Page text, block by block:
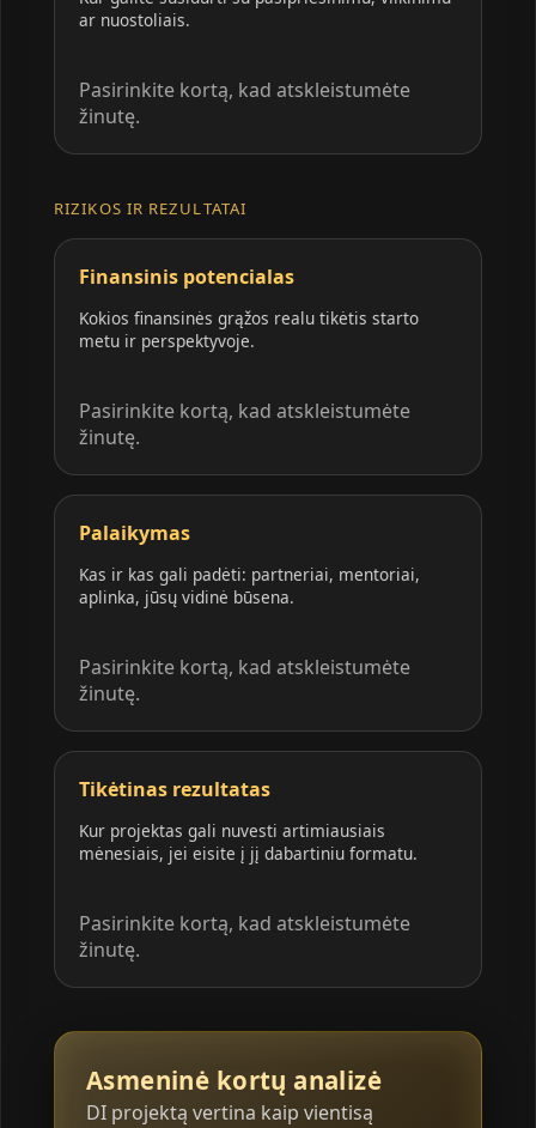
ar nuostoliais.
Pasirinkite kortą, kad atskleistumėte
žinutę.
RIZIKOS IR REZULTATAI
Finansinis potencialas
Kokios finansinės grąžos realu tikėtis starto
metu ir perspektyvoje.
Pasirinkite kortą, kad atskleistumėte
žinutę.
Palaikymas
Kas ir kas gali padėti: partneriai, mentoriai,
aplinka, jūsų vidinė būsena.
Pasirinkite kortą, kad atskleistumėte
žinutę.
Tikėtinas rezultatas
Kur projektas gali nuvesti artimiausiais
mėnesiais, jei eisite į jį dabartiniu formatu.
Pasirinkite kortą, kad atskleistumėte
žinutę.
Asmeninė kortų analizė
DI projektą vertina kaip vientisą